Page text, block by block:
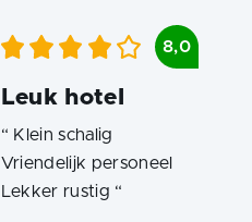
8,0
Leuk hotel
“ Klein schalig
Vriendelijk personeel
Lekker rustig “